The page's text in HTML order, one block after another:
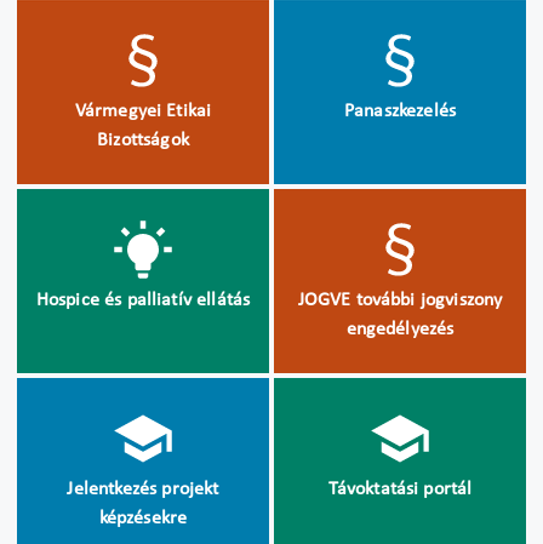
Vármegyei Etikai
Bizottságok
Panaszkezelés
Hospice és palliatív ellátás
JOGVE további jogviszony
engedélyezés
Jelentkezés projekt
képzésekre
Távoktatási portál